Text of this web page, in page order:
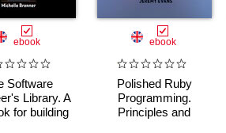
ebook
Software
Library. A
for building
ebook
Polished Ruby
Programming.
Principles and